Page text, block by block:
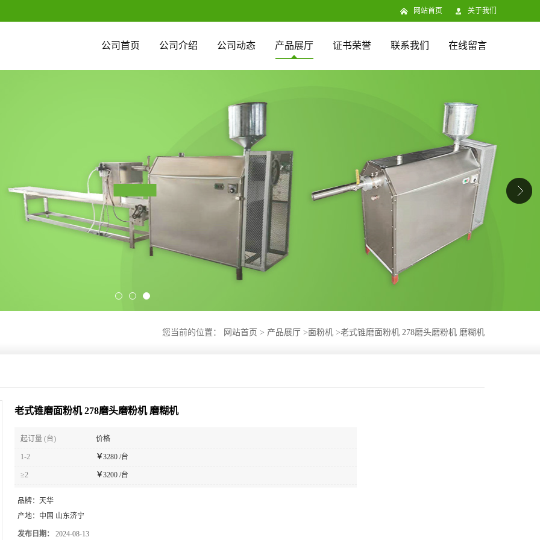
网站首页 关于我们
公司首页 公司介绍 公司动态 产品展厅 证书荣誉 联系我们 在线留言
您当前的位置： 网站首页 > 产品展厅 >面粉机 >老式锥磨面粉机 278磨头磨粉机 磨糊机
老式锥磨面粉机 278磨头磨粉机 磨糊机
起订量 (台) 价格
1-2 ￥3280 /台
≥2 ￥3200 /台
品牌： 天华
产地： 中国 山东济宁
发布日期： 2024-08-13